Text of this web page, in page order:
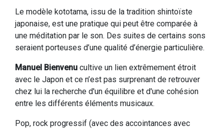
Le modèle kototama, issu de la tradition shintoïste
japonaise, est une pratique qui peut être comparée à
une méditation par le son. Des suites de certains sons
seraient porteuses d’une qualité d’énergie particulière.
Manuel Bienvenu cultive un lien extrêmement étroit
avec le Japon et ce n’est pas surprenant de retrouver
chez lui la recherche d'un équilibre et d'une cohésion
entre les différents éléments musicaux.
Pop, rock progressif (avec des accointances avec